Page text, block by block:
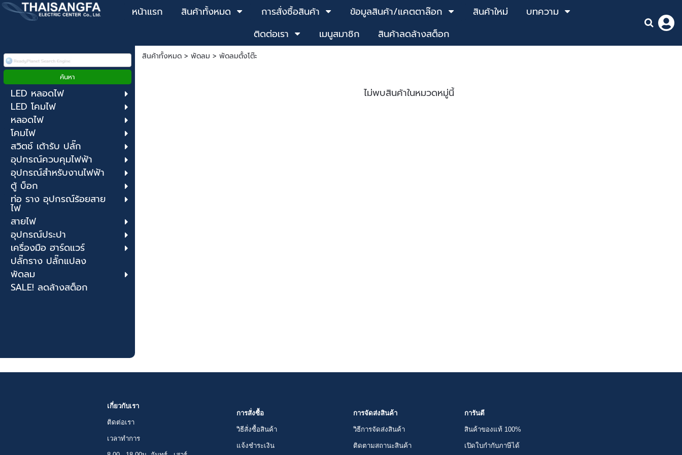
หน้าแรก สินค้าทั้งหมด การสั่งซื้อสินค้า ข้อมูลสินค้า/แคตตาล๊อก สินค้าใหม่
บทความ
ติดต่อเรา
เมนูสมาชิก สินค้าลดล้างสต็อก
LED หลอดไฟ
LED โคมไฟ
หลอดไฟ
โคมไฟ
สวิตช์ เต้ารับ ปลั๊ก
อุปกรณ์ควบคุมไฟฟ้า
อุปกรณ์สำหรับงานไฟฟ้า
ตู้ บ็อก
ท่อ ราง อุปกรณ์ร้อยสาย
ไฟ
สายไฟ
อุปกรณ์ประปา
เครื่องมือ ฮาร์ดแวร์
ปลั๊กราง ปลั๊กแปลง
พัดลม
SALE! ลดล้างสต็อก
สินค้าทั้งหมด> พัดลม > พัดลมตั้งโต๊ะ
ไม่พบสินค้าในหมวดหมู่นี้
เกี่ยวกับเรา
ติดต่อเรา
เวลาทำการ
การสั่งซื้อ
วิธีสั่งซื้อสินค้า
แจ้งชำระเงิน
การจัดส่งสินค้า
วิธีการจัดส่งสินค้า
ติดตามสถานะสินค้า
การันตี
สินค้าของแท้ 100%
เปิดใบกำกับภาษีได้